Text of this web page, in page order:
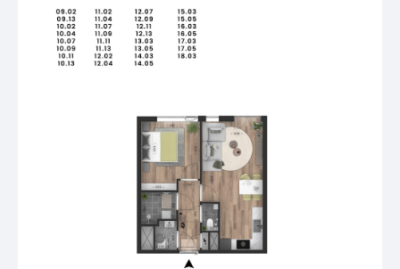
– Hoogwaardig afgewerkt en energiezuinig
– Unieke binnentuin ‘De Brievenbus’ als
ontmoetingsplek
– Ondergrondse parkeergarage en ruime
fietsenstalling van binnenuit bereikbaar met lift
Wil jij wonen in dit spraakmakende gebouw? Voor
meer informatie neem contact op met de
verkopende makelaars of bekijk de
projectwebsite metterswane.nl.